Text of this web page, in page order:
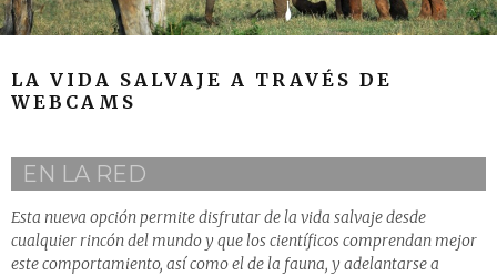
LA VIDA SALVAJE A TRAVÉS DE
WEBCAMS
EN LA RED
Esta nueva opción permite disfrutar de la vida salvaje desde
cualquier rincón del mundo y que los científicos comprendan mejor
este comportamiento, así como el de la fauna, y adelantarse a